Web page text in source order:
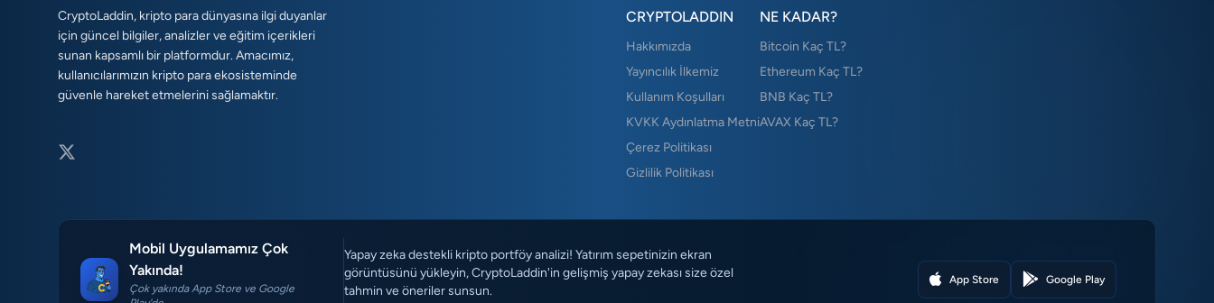
CryptoLaddin, kripto para dünyasına ilgi duyanlar
için güncel bilgiler, analizler ve eğitim içerikleri
sunan kapsamlı bir platformdur. Amacımız,
kullanıcılarımızın kripto para ekosisteminde
güvenle hareket etmelerini sağlamaktır.
CRYPTOLADDIN
Hakkımızda
Yayıncılık İlkemiz
Kullanım Koşulları
KVKK Aydınlatma Metni
Çerez Politikası
Gizlilik Politikası
NE KADAR?
Bitcoin Kaç TL?
Ethereum Kaç TL?
BNB Kaç TL?
AVAX Kaç TL?
Mobil Uygulamamız Çok
Yakında!
Çok yakında App Store ve Google
Yapay zeka destekli kripto portföy analizi! Yatırım sepetinizin ekran
görüntüsünü yükleyin, CryptoLaddin'in gelişmiş yapay zekası size özel
tahmin ve öneriler sunsun.
App Store Google Play